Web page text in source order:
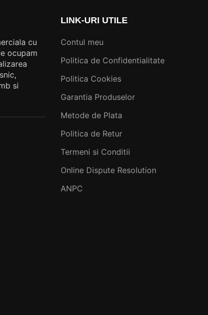
cu
ocupam
si
LINK-URI UTILE
Contul meu
Politica de Confidentialitate
Politica Cookies
Garantia Produselor
Metode de Plata
Politica de Retur
Termeni si Conditii
Online Dispute Resolution
ANPC